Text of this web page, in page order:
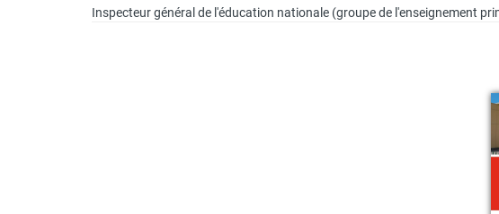
Inspecteur général de l'éducation nationale (groupe de l'enseignement